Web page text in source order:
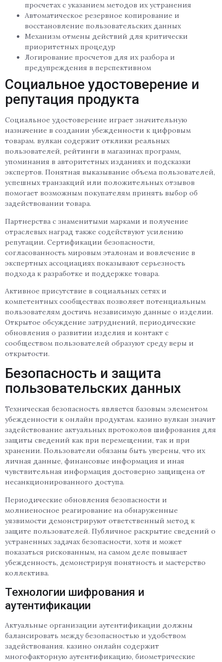
просчетах с указанием методов их устранения
Автоматическое резервное копирование и
восстановление пользовательских данных
Механизм отмены действий для критически
приоритетных процедур
Логирование просчетов для их разбора и
предупреждения в перспективном
Социальное удостоверение и
репутация продукта
Социальное удостоверение играет значительную
назначение в создании убежденности к цифровым
товарам. вулкан содержит отклики реальных
пользователей, рейтинги в магазинах программ,
упоминания в авторитетных изданиях и подсказки
экспертов. Понятная выказывание объема пользователей,
успешных транзакций или положительных отзывов
помогает возможным покупателям принять выбор об
задействовании товара.
Партнерства с знаменитыми марками и получение
отраслевых наград также содействуют усилению
репутации. Сертификации безопасности,
согласованность мировым эталонам и вовлечение в
экспертных ассоциациях показывают серьезность
подхода к разработке и поддержке товара.
Активное присутствие в социальных сетях и
компетентных сообществах позволяет потенциальным
пользователям достичь независимую данные о изделии.
Открытое обсуждение затруднений, периодические
обновления о развитии изделия и контакт с
сообществом пользователей образуют среду веры и
открытости.
Безопасность и защита
пользовательских данных
Техническая безопасность является базовым элементом
убежденности к онлайн продуктам. казино вулкан значит
задействование актуальных протоколов шифрования для
защиты сведений как при перемещении, так и при
хранении. Пользователи обязаны быть уверены, что их
личная данные, финансовые информация и иная
чувствительная информация достоверно защищена от
несанкционированного доступа.
Периодические обновления безопасности и
молниеносное реагирование на обнаруженные
уязвимости демонстрируют ответственный метод к
защите пользователей. Публичное раскрытие сведений о
устраненных задачах безопасности, хотя и может
показаться рискованным, на самом деле повышает
убежденность, демонстрируя понятность и мастерство
коллектива.
Технологии шифрования и
аутентификации
Актуальные организации аутентификации должны
балансировать между безопасностью и удобством
задействования. казино онлайн содержит
многофакторную аутентификацию, биометрические